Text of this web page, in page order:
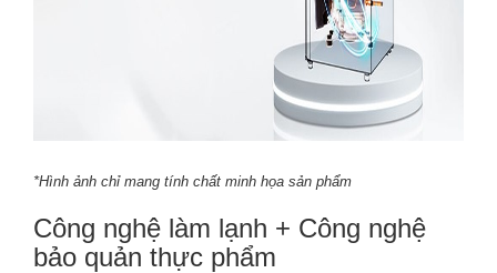
*Hình ảnh chỉ mang tính chất minh họa sản phẩm
Công nghệ làm lạnh + Công nghệ
bảo quản thực phẩm